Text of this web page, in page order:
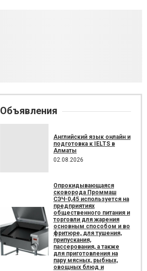
Объявления
Английский язык онлайн и
подготовка к IELTS в
Алматы
02.08.2026
Опрокидывающаяся
сковорода Проммаш
СЭЧ-0,45 используется на
предприятиях
общественного питания и
торговли для жарения
основным способом и во
фритюре, для тушения,
припускания,
пассерования, а также
для приготовления на
пару мясных, рыбных,
овощных блюд и